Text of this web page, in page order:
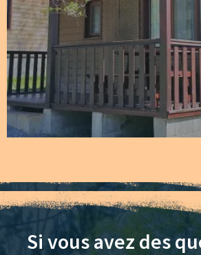
Si vous avez des